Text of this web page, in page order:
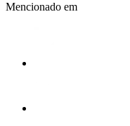
Mencionado em